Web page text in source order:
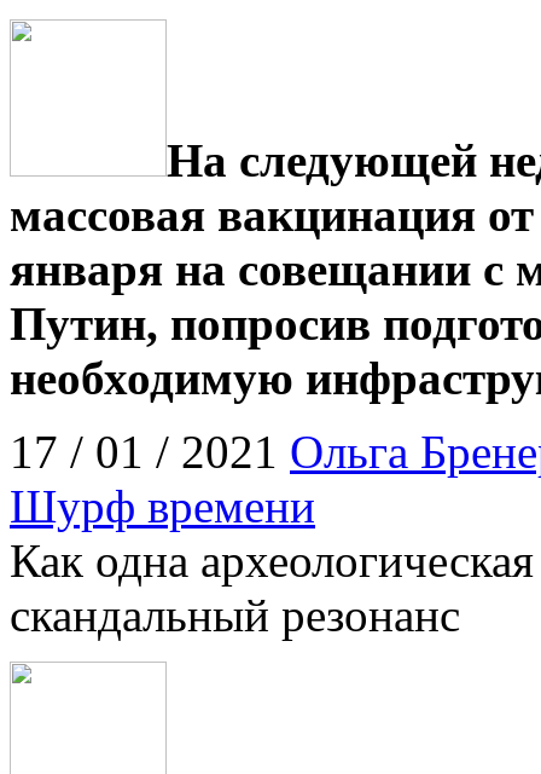
На следующей
массовая вакцинация
января на совещании с
Путин, попросив
необходимую
17 / 01 / 2021 Ольга
Шурф времени
Как одна
скандальный резонанс